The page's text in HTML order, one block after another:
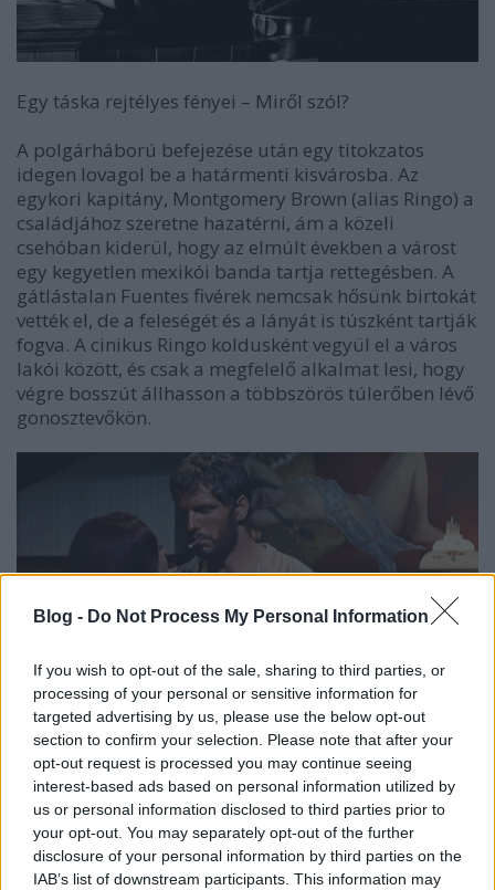
Blog - Do Not Process My Personal Information
If you wish to opt-out of the sale, sharing to third parties, or
processing of your personal or sensitive information for
targeted advertising by us, please use the below opt-out
section to confirm your selection. Please note that after your
opt-out request is processed you may continue seeing
interest-based ads based on personal information utilized by
us or personal information disclosed to third parties prior to
your opt-out. You may separately opt-out of the further
disclosure of your personal information by third parties on the
IAB’s list of downstream participants. This information may
Egy táska rejtélyes fényei – Miről szól?
A polgárháború befejezése után egy titokzatos
idegen lovagol be a határmenti kisvárosba. Az
egykori kapitány, Montgomery Brown (alias Ringo) a
családjához szeretne hazatérni, ám a közeli
csehóban kiderül, hogy az elmúlt években a várost
egy kegyetlen mexikói banda tartja rettegésben. A
gátlástalan Fuentes fivérek nemcsak hősünk birtokát
vették el, de a feleségét és a lányát is túszként tartják
fogva. A cinikus Ringo koldusként vegyül el a város
lakói között, és csak a megfelelő alkalmat lesi, hogy
végre bosszút állhasson a többszörös túlerőben lévő
gonosztevőkön.
Apró különbségek–Hol jön QT a képbe?
Ringo visszatéra rendező több toplistáján is
előkelő helyen szerepel, illetve aSukiyaki Western
Djangovendégszerepében alakított karakter neve
sem más, mint Ringo. Tarantino emellett Tessari
történetének számos fontos motívumát idézi a
műveiben, hisz az asszonyáért lehetetlen küldetésre
vállalkozó hős a Django elszabadul, a végső
leszámolás közben a korábban nem látott